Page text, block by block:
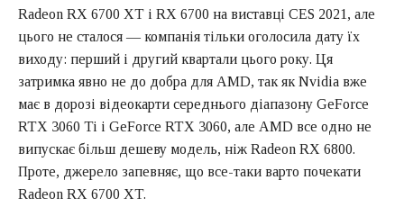
Radeon RX 6700 XT і RX 6700 на виставці CES 2021, але
цього не сталося — компанія тільки оголосила дату їх
виходу: перший і другий квартали цього року. Ця
затримка явно не до добра для AMD, так як Nvidia вже
має в дорозі відеокарти середнього діапазону GeForce
RTX 3060 Ti і GeForce RTX 3060, але AMD все одно не
випускає більш дешеву модель, ніж Radeon RX 6800.
Проте, джерело запевняє, що все-таки варто почекати
Radeon RX 6700 XT.